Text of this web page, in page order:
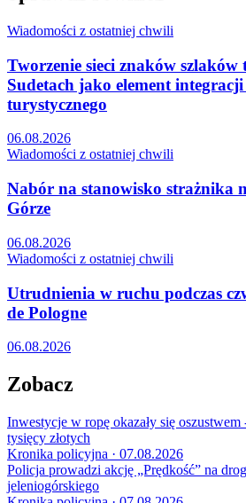
Wiadomości z ostatniej chwili
Tworzenie sieci znaków
Sudetach jako element
turystycznego
06.08.2026
Wiadomości z ostatniej chwili
Nabór na stanowisko strażnika
Górze
06.08.2026
Wiadomości z ostatniej chwili
Utrudnienia w ruchu podczas
de Pologne
06.08.2026
Zobacz
Inwestycje w ropę okazały się oszustwem
tysięcy złotych
Kronika policyjna · 07.08.2026
Policja prowadzi akcję „Prędkość” na
jeleniogórskiego